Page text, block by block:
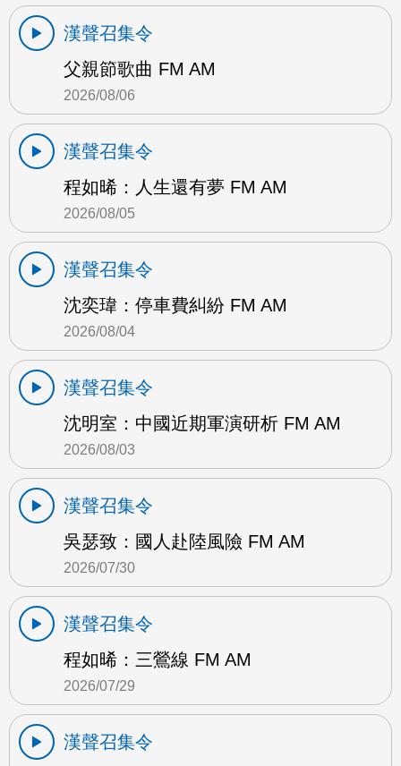
漢聲召集令
父親節歌曲 FM AM
2026/08/06
漢聲召集令
程如晞：人生還有夢 FM AM
2026/08/05
漢聲召集令
沈奕瑋：停車費糾紛 FM AM
2026/08/04
漢聲召集令
沈明室：中國近期軍演研析 FM AM
2026/08/03
漢聲召集令
吳瑟致：國人赴陸風險 FM AM
2026/07/30
漢聲召集令
程如晞：三鶯線 FM AM
2026/07/29
漢聲召集令